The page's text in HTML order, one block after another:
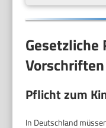
Gesetzliche
Pflicht zum
In Deutschland